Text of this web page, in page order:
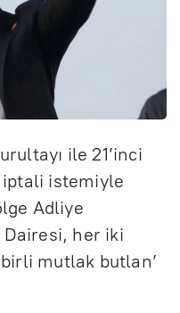
ile 21’inci
iptali istemiyle
Adliye
Dairesi, her iki
mutlak butlan’